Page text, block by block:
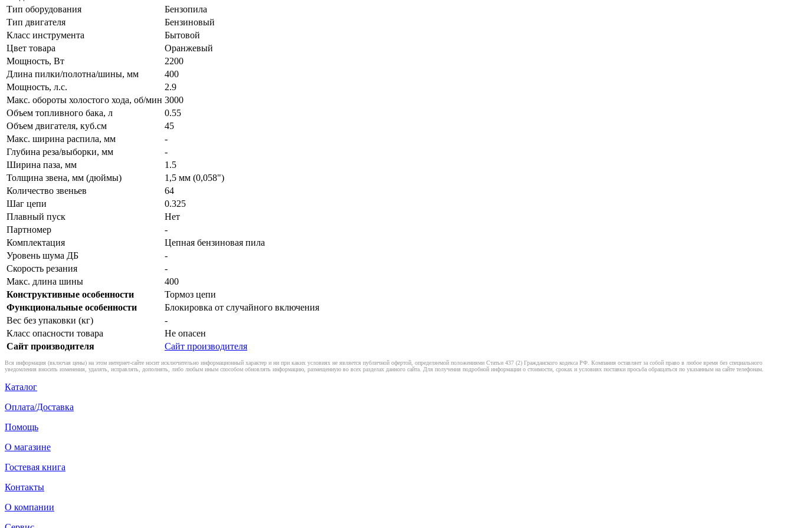
Тип оборудования
Бензопила
Тип двигателя
Бензиновый
Класс инструмента
Бытовой
Цвет товара
Оранжевый
Мощность, Вт
2200
Длина пилки/полотна/шины, мм
400
Мощность, л.с.
2.9
Макс. обороты холостого хода, об/мин 3000
Объем топливного бака, л
0.55
Объем двигателя, куб.см
45
Макс. ширина распила, мм
-
Глубина реза/выборки, мм
-
Ширина паза, мм
1.5
Толщина звена, мм (дюймы)
1,5 мм (0,058")
Количество звеньев
64
Шаг цепи
0.325
Плавный пуск
Нет
Партномер
-
Комплектация
Цепная бензиновая пила
Уровень шума ДБ
-
Скорость резания
-
Макс. длина шины
400
Конструктивные особенности
Тормоз цепи
Функциональные особенности
Блокировка от случайного включения
Вес без упаковки (кг)
-
Класс опасности товара
Не опасен
Сайт производителя
Сайт производителя
Вся информация (включая цены) на этом интернет-сайте носит исключительно информационный характер и ни при каких условиях не является публичной офертой, определяемой положениями Статьи 437 (2) Гражданского кодекса РФ. Компания оставляет за собой право в любое время без специального
уведомления вносить изменения, удалять, исправлять, дополнять, либо любым иным способом обновлять информацию, размещенную во всех разделах данного сайта. Для получения подробной информации о стоимости, сроках и условиях поставки просьба обращаться по указанным на сайте телефонам.
Каталог
Оплата/Доставка
Помощь
О магазине
Гостевая книга
Контакты
О компании